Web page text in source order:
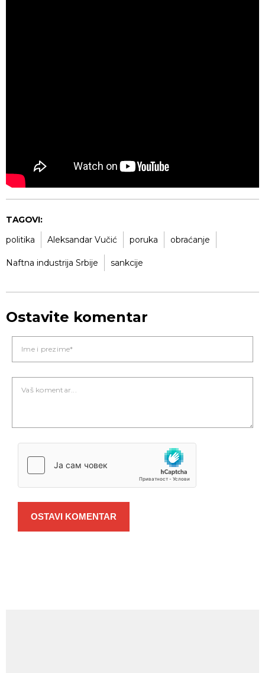
TAGOVI:
politika
Aleksandar Vučić poruka obraćanje
Naftna industrija Srbije sankcije
Ostavite komentar
OSTAVI KOMENTAR